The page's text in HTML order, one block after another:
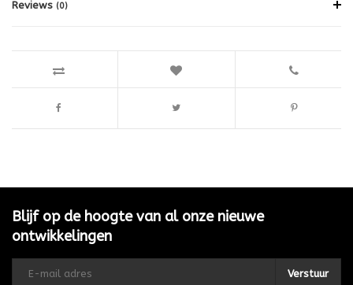
Reviews (0)
Blijf op de hoogte van al onze nieuwe
ontwikkelingen
Verstuur